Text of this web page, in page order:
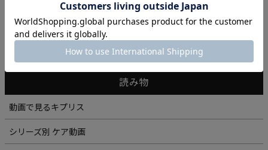
シリーズ一覧
読み物
動画で見るキプリス
シリーズ別 ケア動画